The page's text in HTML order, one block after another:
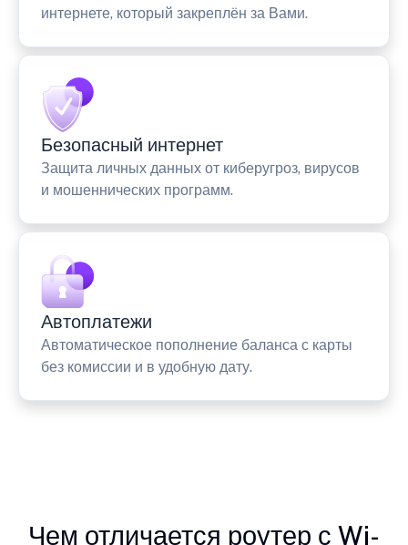
интернете, который закреплён за Вами.
Безопасный интернет
Защита личных данных от киберугроз, вирусов
и мошеннических программ.
Автоплатежи
Автоматическое пополнение баланса с карты
без комиссии и в удобную дату.
Чем отличается роутер с Wi-